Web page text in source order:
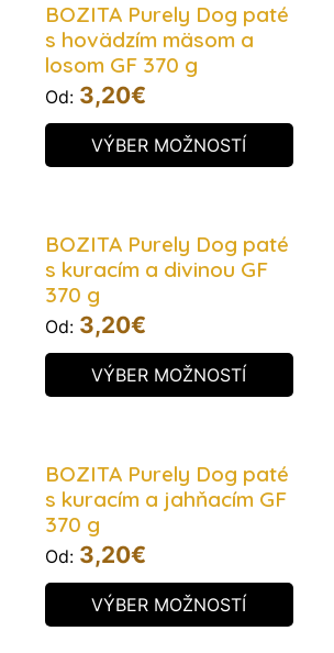
BOZITA Purely Dog paté
s hovädzím mäsom a
losom GF 370 g
Od: 3,20€
VÝBER MOŽNOSTÍ
BOZITA Purely Dog paté
s kuracím a divinou GF
370 g
Od: 3,20€
VÝBER MOŽNOSTÍ
BOZITA Purely Dog paté
s kuracím a jahňacím GF
370 g
Od: 3,20€
VÝBER MOŽNOSTÍ